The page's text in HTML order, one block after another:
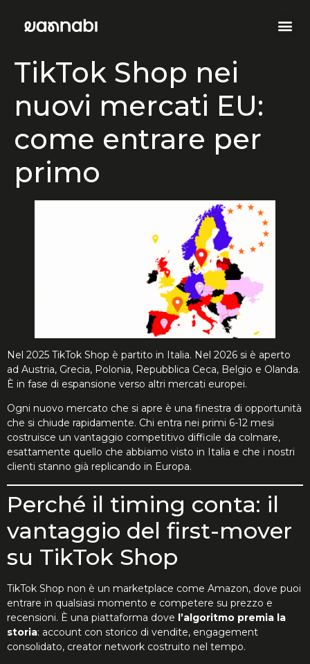
TikTok Shop nei
nuovi mercati EU:
come entrare per
primo
Nel 2025 TikTok Shop è partito in Italia. Nel 2026 si è aperto
ad Austria, Grecia, Polonia, Repubblica Ceca, Belgio e Olanda.
È in fase di espansione verso altri mercati europei.
Ogni nuovo mercato che si apre è una finestra di opportunità
che si chiude rapidamente. Chi entra nei primi 6-12 mesi
costruisce un vantaggio competitivo difficile da colmare,
esattamente quello che abbiamo visto in Italia e che i nostri
clienti stanno già replicando in Europa.
Perché il timing conta: il
vantaggio del first-mover
su TikTok Shop
TikTok Shop non è un marketplace come Amazon, dove puoi
entrare in qualsiasi momento e competere su prezzo e
recensioni. È una piattaforma dove l’algoritmo premia la
storia: account con storico di vendite, engagement
consolidato, creator network costruito nel tempo.